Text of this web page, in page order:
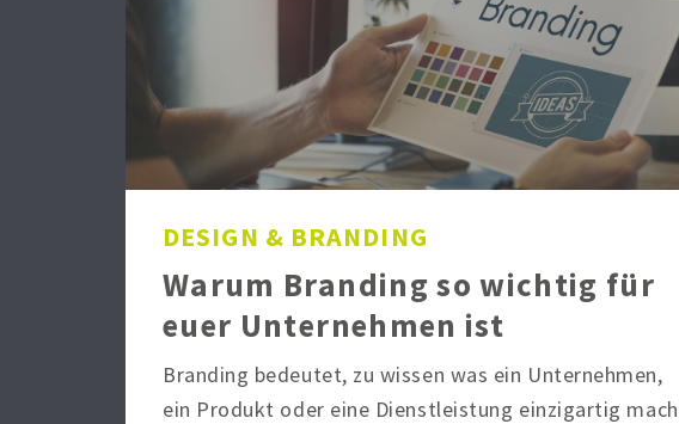
DESIGN & BRANDING
Warum Branding so wichtig für
euer Unternehmen ist
Branding bedeutet, zu wissen was ein Unternehmen,
ein Produkt oder eine Dienstleistung einzigartig